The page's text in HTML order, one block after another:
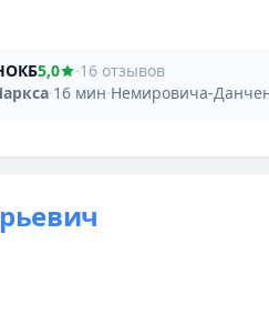
5,0 ·16 отзывов
·16 мин·Немировича-